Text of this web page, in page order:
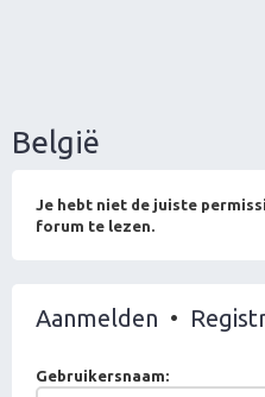
België
Je hebt niet de juiste
forum te lezen.
Aanmelden •
Gebruikersnaam: